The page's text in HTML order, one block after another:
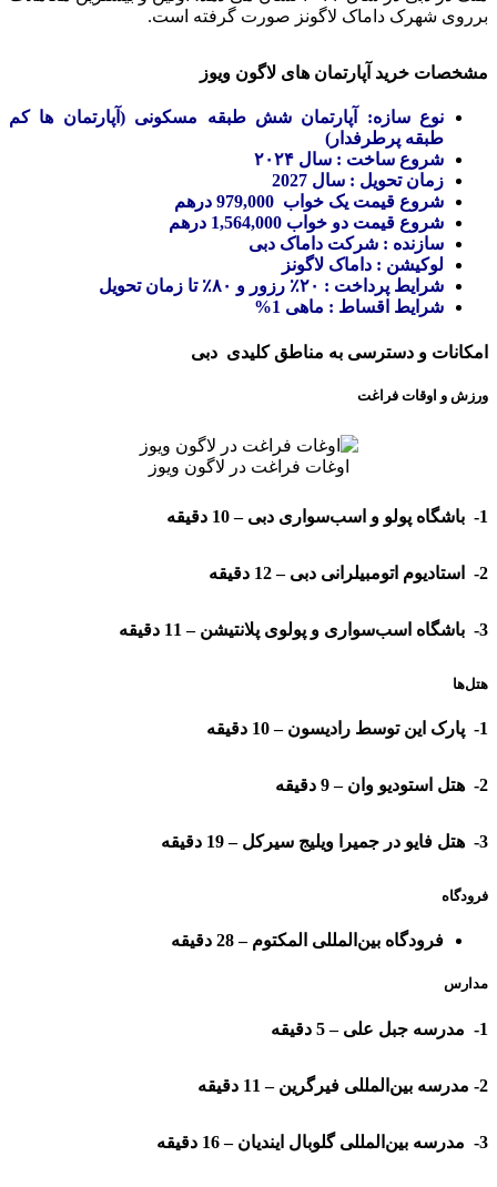
برروی شهرک داماک لاگونز صورت گرفته است.
مشخصات خرید آپارتمان های لاگون ویوز
نوع سازه: آپارتمان شش طبقه مسکونی (آپارتمان ها کم
طبقه پرطرفدار)
شروع ساخت : سال ۲۰۲۴
زمان تحویل : سال 2027
شروع قیمت یک خواب 979,000 درهم
شروع قیمت دو خواب 1,564,000 درهم
سازنده : شرکت داماک دبی
لوکیشن : داماک لاگونز
شرایط پرداخت : ۲۰٪ رزور و ۸۰٪ تا زمان تحویل
شرایط اقساط : ماهی 1%
امکانات و دسترسی به مناطق کلیدی دبی
ورزش و اوقات فراغت
اوغات فراغت در لاگون ویوز
1- باشگاه پولو و اسب‌سواری دبی – 10 دقیقه
2- استادیوم اتومبیلرانی دبی – 12 دقیقه
3- باشگاه اسب‌سواری و پولوی پلانتیشن – 11 دقیقه
هتل‌ها
1- پارک این توسط رادیسون – 10 دقیقه
2- هتل استودیو وان – 9 دقیقه
3- هتل فایو در جمیرا ویلیج سیرکل – 19 دقیقه
فرودگاه
فرودگاه بین‌المللی المكتوم – 28 دقیقه
مدارس
1- مدرسه جبل علی – 5 دقیقه
2- مدرسه بین‌المللی فیرگرین – 11 دقیقه
3- مدرسه بین‌المللی گلوبال ایندیان – 16 دقیقه